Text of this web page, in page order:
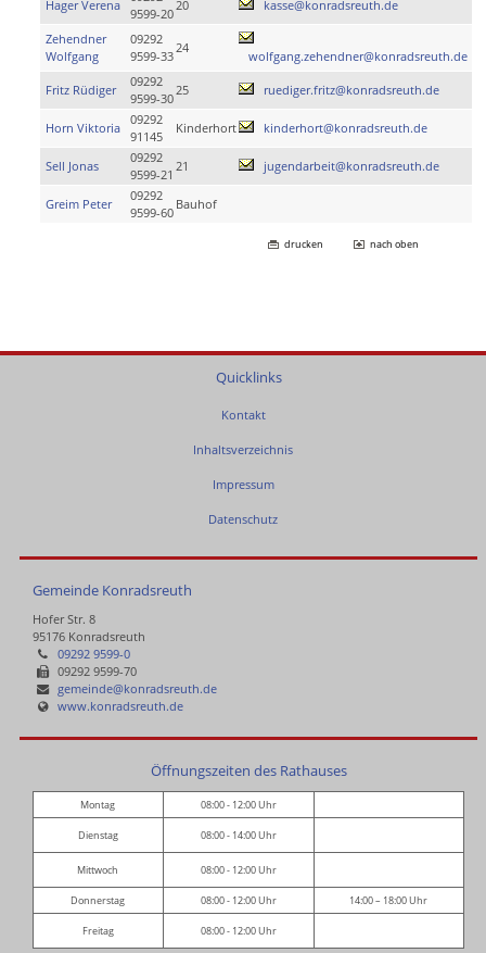
Hager Verena
9599-20
20 kasse@konradsreuth.de
Zehendner
Wolfgang
09292
9599-33
24
wolfgang.zehendner@konradsreuth.de
Fritz Rüdiger
09292
9599-30
25 ruediger.fritz@konradsreuth.de
Horn Viktoria
09292
91145
Kinderhort kinderhort@konradsreuth.de
Sell Jonas
09292
9599-21
21 jugendarbeit@konradsreuth.de
Greim Peter
09292
9599-60
Bauhof
drucken nach oben
Quicklinks
Kontakt
Inhaltsverzeichnis
Impressum
Datenschutz
Gemeinde Konradsreuth
Hofer Str. 8
95176 Konradsreuth
09292 9599-0
09292 9599-70
gemeinde@konradsreuth.de
www.konradsreuth.de
Öffnungszeiten des Rathauses
Montag 08:00 - 12:00 Uhr
Dienstag 08:00 - 14:00 Uhr
Mittwoch 08:00 - 12:00 Uhr
Donnerstag 08:00 - 12:00 Uhr 14:00 – 18:00 Uhr
Freitag 08:00 - 12:00 Uhr